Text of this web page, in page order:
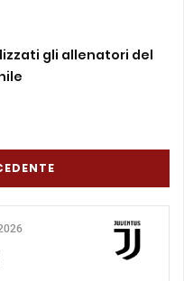
gli allenatori del